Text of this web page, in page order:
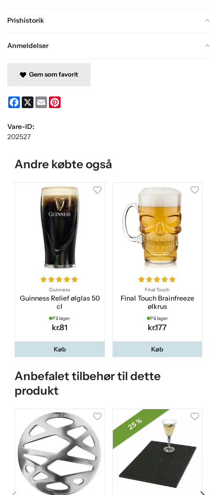
Prishistorik
Anmeldelser
Gem som favorit
Facebook
X Email
Vare-ID:
202527
Andre købte også
Guinness
Guinness Relief ølglas 50
cl
På lager
kr.81
Køb
Final Touch
Final Touch Brainfreeze
ølkrus
På lager
kr.177
Køb
Anbefalet tilbehør til dette
produkt
25 %